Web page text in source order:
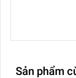
- Công ty
Sản phẩm